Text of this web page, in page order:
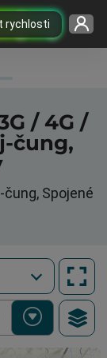
rychlosti
/ 4G /
čung,
Spojené